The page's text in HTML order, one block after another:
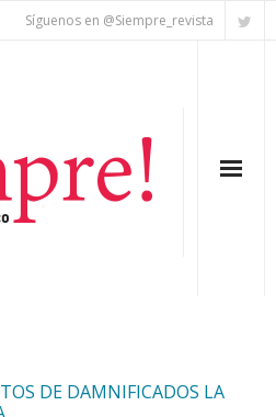
Síguenos en @Siempre_revista
DE DAMNIFICADOS LA